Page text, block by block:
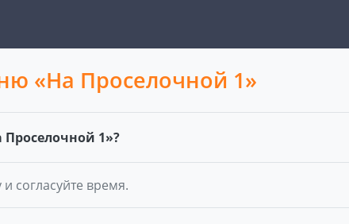
«На Проселочной 1»
Проселочной 1»?
согласуйте время.